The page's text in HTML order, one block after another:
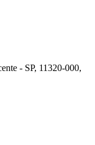
- SP, 11320-000,